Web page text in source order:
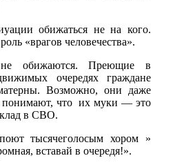
обижаться не на кого.
«врагов человечества».
обижаются. Преющие в
очередях граждане
Возможно, они даже
понимают, что их муки — это
в СВО.
тысячеголосым хором »
вставай в очередя!».